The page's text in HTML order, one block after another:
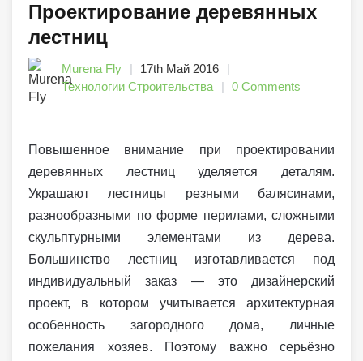
Проектирование деревянных
лестниц
Murena Fly
17th Май 2016
Технологии Строительства
0 Comments
Повышенное внимание при проектировании
деревянных лестниц уделяется деталям.
Украшают лестницы резными балясинами,
разнообразными по форме перилами, сложными
скульптурными элементами из дерева.
Большинство лестниц изготавливается под
индивидуальный заказ — это дизайнерский
проект, в котором учитывается архитектурная
особенность загородного дома, личные
пожелания хозяев. Поэтому важно серьёзно